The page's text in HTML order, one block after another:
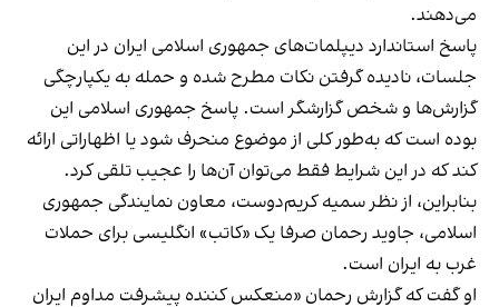
می‌دهند.
پاسخ استاندارد دیپلمات‌های جمهوری اسلامی ایران در این
جلسات، نادیده گرفتن نکات مطرح شده و حمله به یکپارچگی
گزارش‌ها و شخص گزارشگر است. پاسخ جمهوری اسلامی این
بوده است که به‌طور کلی از موضوع منحرف شود یا اظهاراتی ارائه
کند که در این شرایط فقط می‌توان آن‌ها را عجیب تلقی کرد.
بنابراین، از نظر سمیه کریم‌دوست، معاون نمایندگی جمهوری
اسلامی، جاوید رحمان صرفا یک «کاتب» انگلیسی برای حملات
غرب به ایران است.
او گفت که گزارش رحمان «منعکس کننده پیشرفت مداوم ایران